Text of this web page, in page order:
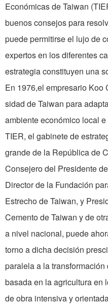
Econó­micas de Taiwan
buenos consejos para
puede permitirse el lujo de
expertos en los dife­rentes
estrate­gia constituyen una
En 1976,el empresario
sidad de Taiwan para
ambiente económico local
TIER, el gabinete de
grande de la República de
Consejero del Presidente
Director de la Fundación
Estrecho de Taiwan, y
Cemento de Taiwan y de
a nivel nacional, puede
torno a dicha decisión
paralela a la
basada en la agricultura en
de obra intensiva y